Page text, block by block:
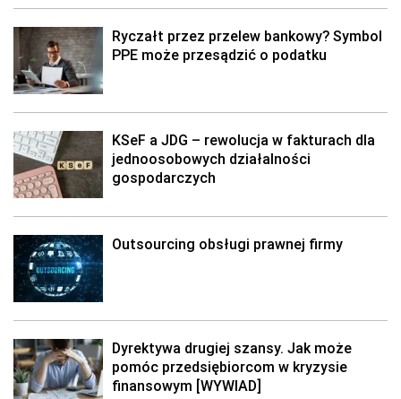
Ryczałt przez przelew bankowy? Symbol
PPE może przesądzić o podatku
KSeF a JDG – rewolucja w fakturach dla
jednoosobowych działalności
gospodarczych
Outsourcing obsługi prawnej firmy
Dyrektywa drugiej szansy. Jak może
pomóc przedsiębiorcom w kryzysie
finansowym [WYWIAD]